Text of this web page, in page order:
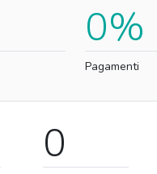
0%
Pagamenti
0